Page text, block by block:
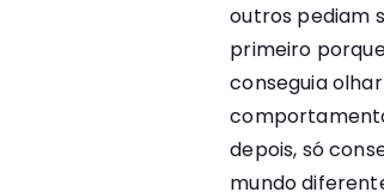
outros pediam
primeiro
conseguia
depois, só
mundo